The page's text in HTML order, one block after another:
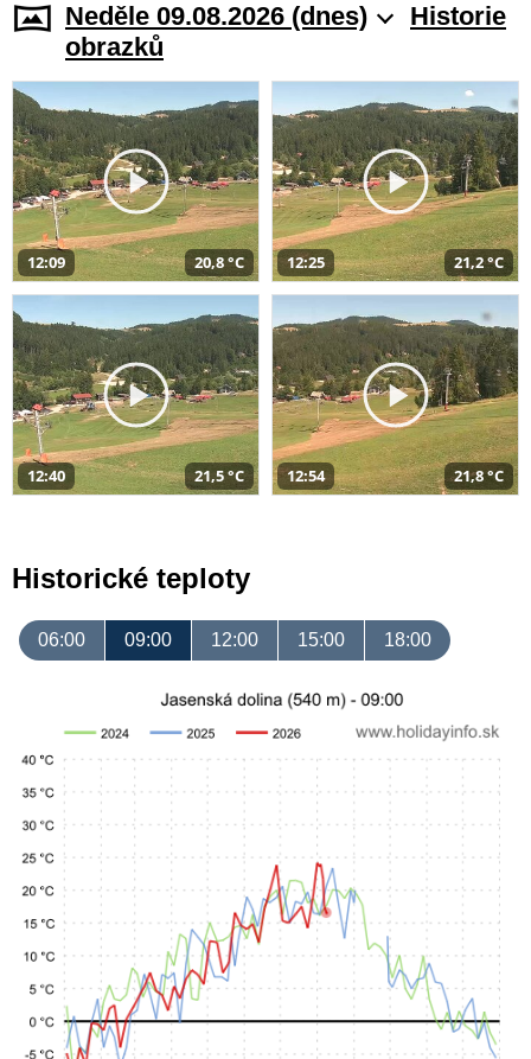
Neděle 09.08.2026 (dnes)
Historie
obrazků
12:09 20,8 °C 12:25 21,2 °C
12:40 21,5 °C 12:54 21,8 °C
Historické teploty
06:00 09:00 12:00 15:00 18:00